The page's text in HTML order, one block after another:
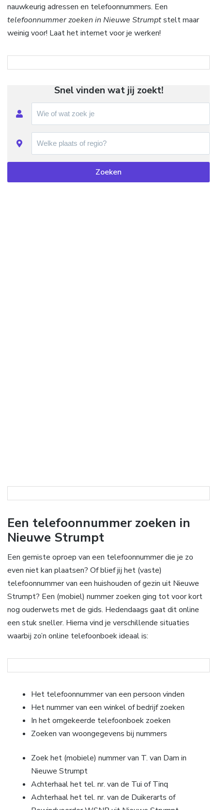
nauwkeurig adressen en telefoonnummers. Een
telefoonnummer zoeken in Nieuwe Strumptstelt maar
weinig voor! Laat het internet voor je werken!
Snel vinden wat jij zoekt!
Een telefoonnummer zoeken in
Nieuwe Strumpt
Een gemiste oproep van een telefoonnummer die je zo
even niet kan plaatsen? Of blief jij het (vaste)
telefoonnummer van een huishouden of gezin uit Nieuwe
Strumpt? Een (mobiel) nummer zoeken ging tot voor kort
nog ouderwets met de gids. Hedendaags gaat dit online
een stuk sneller. Hierna vind je verschillende situaties
waarbij zo’n online telefoonboek ideaal is:
Het telefoonnummer van een persoon vinden
Het nummer van een winkel of bedrijf zoeken
In het omgekeerde telefoonboek zoeken
Zoeken van woongegevens bij nummers
Zoek het (mobiele) nummer van T. van Dam in
Nieuwe Strumpt
Achterhaal het tel. nr. van de Tui of Tinq
Achterhaal het tel. nr. van de Duikerarts of